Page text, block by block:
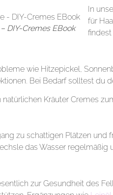
DIY-Cremes EBook
In
für
wie Hitzepickel,
Bei Bedarf solltest du
Kräuter Cremes
zu schattigen Plätzen
das Wasser regelmäßig
zur Gesundheit des